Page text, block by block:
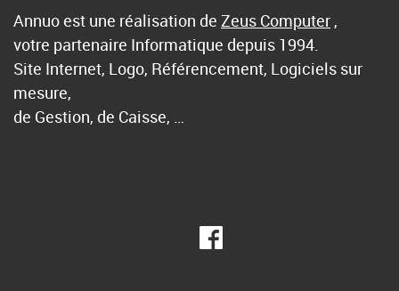
Annuo est une réalisation de Zeus Computer ,
votre partenaire Informatique depuis 1994.
Site Internet, Logo, Référencement, Logiciels sur
mesure,
de Gestion, de Caisse, …